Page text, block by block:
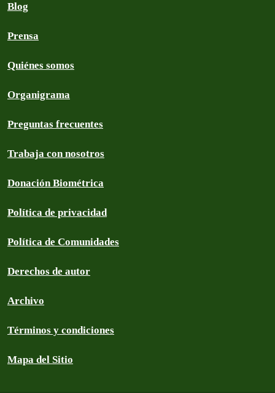
Blog
Prensa
Quiénes somos
Organigrama
Preguntas frecuentes
Trabaja con nosotros
Donación Biométrica
Política de privacidad
Política de Comunidades
Derechos de autor
Archivo
Términos y condiciones
Mapa del Sitio